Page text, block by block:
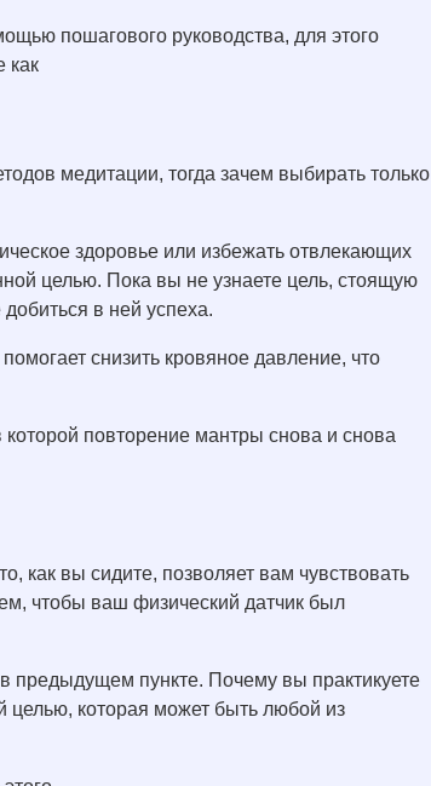
пошагового руководства, для этого
как
медитации, тогда зачем выбирать только
здоровье или избежать отвлекающих
целью. Пока вы не узнаете цель, стоящую
в ней успеха.
снизить кровяное давление, что
которой повторение мантры снова и снова
как вы сидите, позволяет вам чувствовать
чтобы ваш физический датчик был
предыдущем пункте. Почему вы практикуете
целью, которая может быть любой из